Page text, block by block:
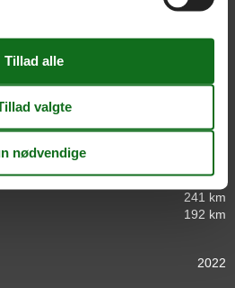
Loft Hotel & Spa
150 km
241 km
192 km
2022